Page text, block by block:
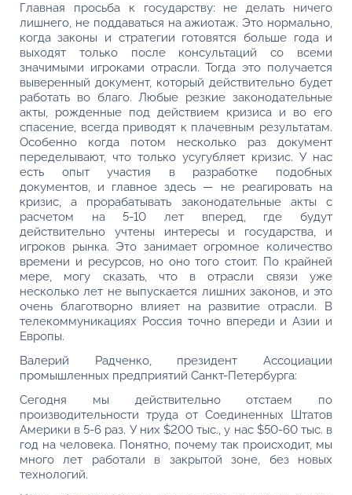
Главная просьба к государству: не делать ничего
лишнего, не поддаваться на ажиотаж. Это нормально,
когда законы и стратегии готовятся больше года и
выходят только после консультаций со всеми
значимыми игроками отрасли. Тогда это получается
выверенный документ, который действительно будет
работать во благо. Любые резкие законодательные
акты, рожденные под действием кризиса и во его
спасение, всегда приводят к плачевным результатам.
Особенно когда потом несколько раз документ
переделывают, что только усугубляет кризис. У нас
есть опыт участия в разработке подобных
документов, и главное здесь — не реагировать на
кризис, а прорабатывать законодательные акты с
расчетом на 5-10 лет вперед, где будут
действительно учтены интересы и государства, и
игроков рынка. Это занимает огромное количество
времени и ресурсов, но оно того стоит. По крайней
мере, могу сказать, что в отрасли связи уже
несколько лет не выпускается лишних законов, и это
очень благотворно влияет на развитие отрасли. В
телекоммуникациях Россия точно впереди и Азии и
Европы.
Валерий Радченко, президент Ассоциации
промышленных предприятий Санкт-Петербурга:
Сегодня мы действительно отстаем по
производительности труда от Соединенных Штатов
Америки в 5-6 раз. У них $200 тыс., у нас $50-60 тыс. в
год на человека. Понятно, почему так происходит, мы
много лет работали в закрытой зоне, без новых
технологий.